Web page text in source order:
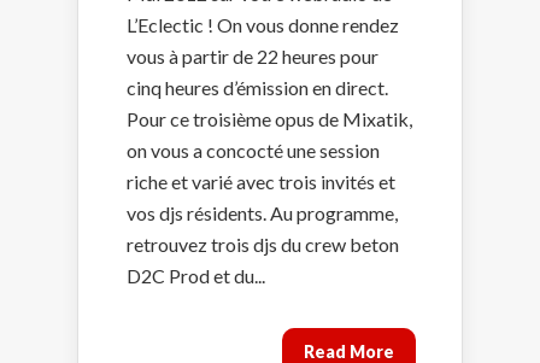
L’Eclectic ! On vous donne rendez
vous à partir de 22 heures pour
cinq heures d’émission en direct.
Pour ce troisième opus de Mixatik,
on vous a concocté une session
riche et varié avec trois invités et
vos djs résidents. Au programme,
retrouvez trois djs du crew beton
D2C Prod et du...
Read More